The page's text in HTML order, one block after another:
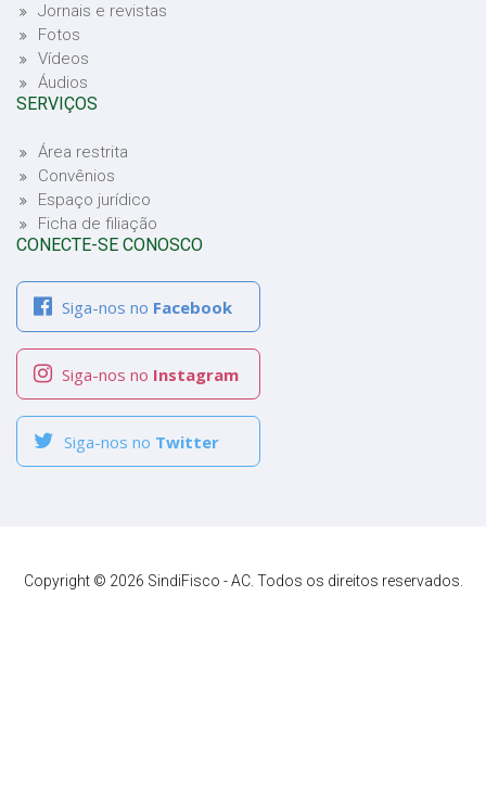
Jornais e revistas
Fotos
Vídeos
Áudios
SERVIÇOS
Área restrita
Convênios
Espaço jurídico
Ficha de filiação
CONECTE-SE CONOSCO
Siga-nos no Facebook
Siga-nos no Instagram
Siga-nos no Twitter
Copyright © 2026 SindiFisco - AC. Todos os direitos reservados.